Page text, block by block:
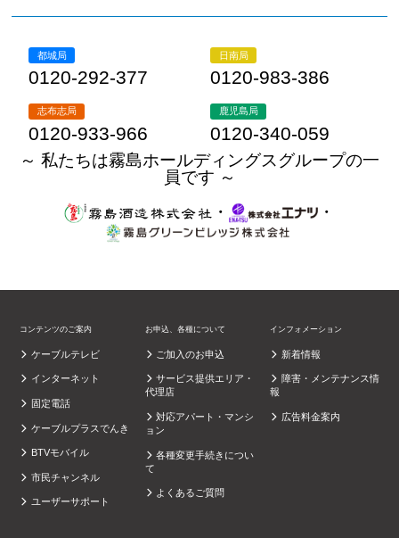
都城局
0120-292-377
日南局
0120-983-386
志布志局
0120-933-966
鹿児島局
0120-340-059
～ 私たちは霧島ホールディングスグループの一
員です ～
・
・
コンテンツのご案内
ケーブルテレビ
インターネット
固定電話
ケーブルプラスでんき
BTVモバイル
市民チャンネル
ユーザーサポート
お申込、各種について
ご加入のお申込
サービス提供エリア・
代理店
対応アパート・マンシ
ョン
各種変更手続きについ
て
よくあるご質問
インフォメーション
新着情報
障害・メンテナンス情
報
広告料金案内